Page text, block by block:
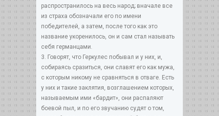
распространилось на весь народ; вначале все
из страха обозначали его по имени
победителей, а затем, после того как это
название укоренилось, он и сам стал называть
себя германцами.
3. Говорят, что Геркулес побывал и у них, и,
собираясь сразиться, они славят его как мужа,
с которым никому не сравняться в отваге. Есть
у них и такие заклятия, возглашением которых,
называемым ими «бардит», они распаляют
боевой пыл, и по его звучанию судят о том,